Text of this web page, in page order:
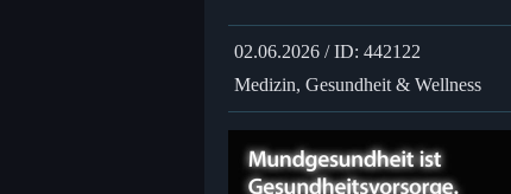
02.06.2026 / ID: 442122
Medizin, Gesundheit & Wellness